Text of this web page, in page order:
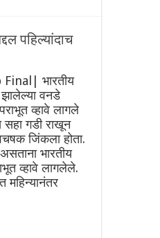
पहिल्यांदाच
भारतीय
झालेल्या ‌वनडे
व्हावे लागले
सहा गडी राखून
जिंकला होता.
भारतीय
व्हावे लागलेले.